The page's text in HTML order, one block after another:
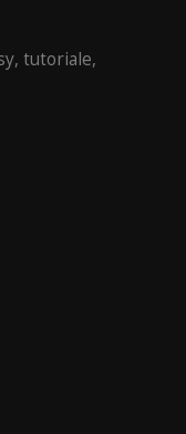
tutoriale,